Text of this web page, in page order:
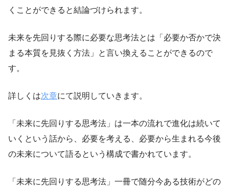
くことができると結論づけられます。
未来を先回りする際に必要な思考法とは「必要か否かで決
まる本質を見抜く方法」と言い換えることができるので
す。
詳しくは次章にて説明していきます。
「未来に先回りする思考法」は一本の流れで進化は続いて
いくという話から、必要を考える、必要から生まれる今後
の未来について語るという構成で書かれています。
「未来に先回りする思考法」一冊で随分今ある技術がどの